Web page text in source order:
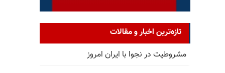
تازه‌ترین اخبار و مقالات
مشروطیت در نجوا با ایران امروز